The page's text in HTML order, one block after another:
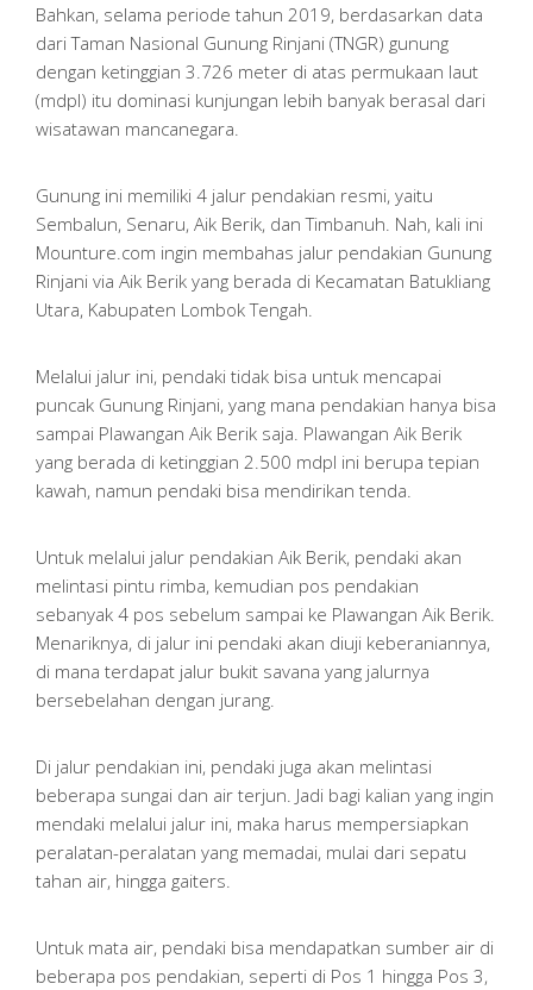
Bahkan, selama periode tahun 2019, berdasarkan data
dari Taman Nasional Gunung Rinjani (TNGR) gunung
dengan ketinggian 3.726 meter di atas permukaan laut
(mdpl) itu dominasi kunjungan lebih banyak berasal dari
wisatawan mancanegara.
Gunung ini memiliki 4 jalur pendakian resmi, yaitu
Sembalun, Senaru, Aik Berik, dan Timbanuh. Nah, kali ini
Mounture.com ingin membahas jalur pendakian Gunung
Rinjani via Aik Berik yang berada di Kecamatan Batukliang
Utara, Kabupaten Lombok Tengah.
Melalui jalur ini, pendaki tidak bisa untuk mencapai
puncak Gunung Rinjani, yang mana pendakian hanya bisa
sampai Plawangan Aik Berik saja. Plawangan Aik Berik
yang berada di ketinggian 2.500 mdpl ini berupa tepian
kawah, namun pendaki bisa mendirikan tenda.
Untuk melalui jalur pendakian Aik Berik, pendaki akan
melintasi pintu rimba, kemudian pos pendakian
sebanyak 4 pos sebelum sampai ke Plawangan Aik Berik.
Menariknya, di jalur ini pendaki akan diuji keberaniannya,
di mana terdapat jalur bukit savana yang jalurnya
bersebelahan dengan jurang.
Di jalur pendakian ini, pendaki juga akan melintasi
beberapa sungai dan air terjun. Jadi bagi kalian yang ingin
mendaki melalui jalur ini, maka harus mempersiapkan
peralatan-peralatan yang memadai, mulai dari sepatu
tahan air, hingga gaiters.
Untuk mata air, pendaki bisa mendapatkan sumber air di
beberapa pos pendakian, seperti di Pos 1 hingga Pos 3,